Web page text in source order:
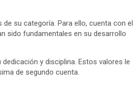
su categoría. Para ello, cuenta con el
sido fundamentales en su desarrollo
y disciplina. Estos valores le
de segundo cuenta.